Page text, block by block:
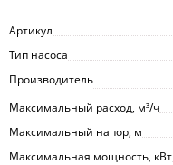
Артикул
Тип насоса
Производитель
Максимальный расход, м³/ч
Максимальный напор, м
Максимальная мощность, кВт